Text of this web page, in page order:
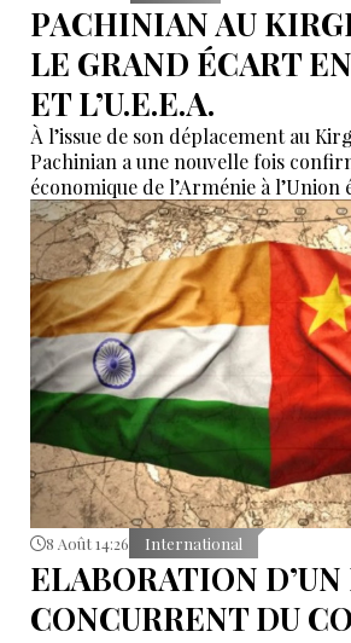
PACHINIAN AU
LE GRAND ÉCART
ET L’U.E.E.A.
À l’issue de son déplacement au
Pachinian a une nouvelle fois
économique de l’Arménie à l’Union
eurasiatique, tout en réaffirmant
avec l’Union européenne. Entre
économique à l’UEEA et ambitions
Erevan tente de maintenir un
contradictions deviennent de plus
masquer.
8 Août 14:26 International
ELABORATION D’UN
CONCURRENT DU